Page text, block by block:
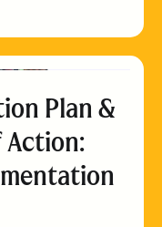
Plan &
Action: